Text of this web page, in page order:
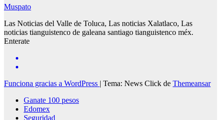
Muspato
Las Noticias del Valle de Toluca, Las noticias Xalatlaco, Las
noticias tianguistenco de galeana santiago tianguistenco méx.
Enterate
Funciona gracias a WordPress | Tema: News Click de Themeansar
Ganate 100 pesos
Edomex
Seguridad